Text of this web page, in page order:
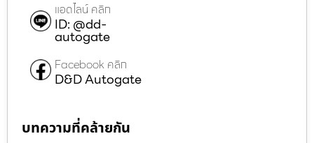
แอดไลน์ คลิก
ID: @dd-
autogate
Facebook คลิก
D&D Autogate
บทความที่คล้ายกัน